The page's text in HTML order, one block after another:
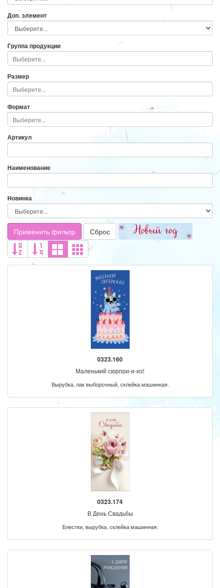
Доп. элемент
Группа продукции
Размер
Формат
Артикул
Наименование
Новинка
Применить фильтр Сброс
0323.160
Маленький сюрпри-и-из!
Вырубка, лак выборочный, склейка машинная.
0323.174
В День Свадьбы
Блестки, вырубка, склейка машинная.